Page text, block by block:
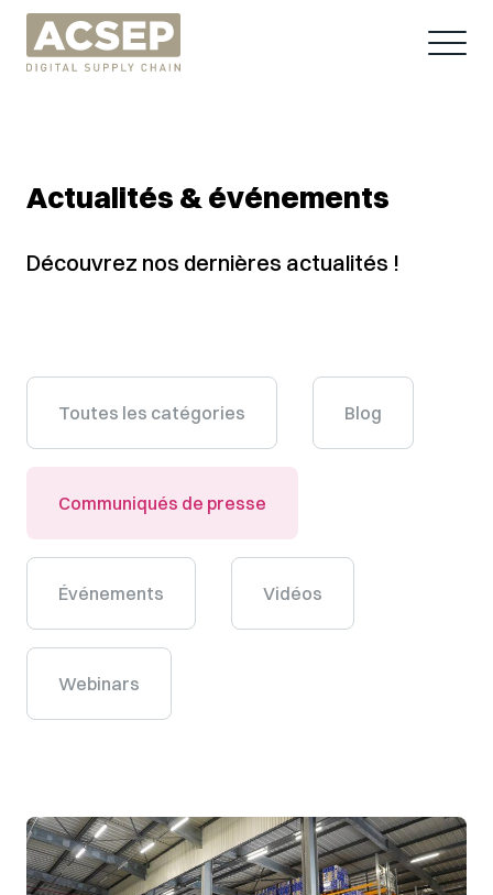
Actualités & événements
Découvrez nos dernières actualités !
Toutes les catégories Blog
Communiqués de presse
Événements Vidéos
Webinars